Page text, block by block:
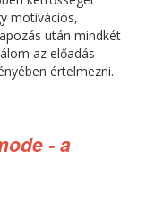
motivációs,
után mindkét
az előadás
értelmezni.
- a